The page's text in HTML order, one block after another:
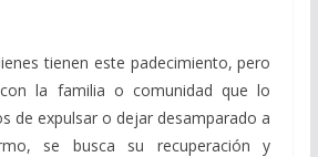
tienen este padecimiento, pero
la familia o comunidad que lo
de expulsar o dejar desamparado a
se busca su recuperación y